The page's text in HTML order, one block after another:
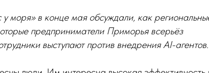
моря» в конце мая обсуждали, как
предприниматели Приморья всерьёз
выступают против внедрения AI-агентов.